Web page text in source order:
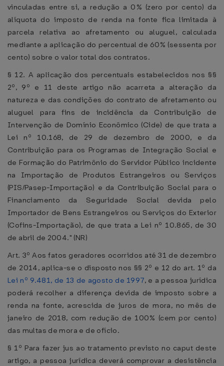
vinculadas entre si, a redução a 0% (zero por cento) da
alíquota do imposto de renda na fonte fica limitada à
parcela relativa ao afretamento ou aluguel, calculada
mediante a aplicação do percentual de 60% (sessenta por
cento) sobre o valor total dos contratos.
§ 12. A aplicação dos percentuais estabelecidos nos §§
2º, 9º e 11 deste artigo não acarreta a alteração da
natureza e das condições do contrato de afretamento ou
aluguel para fins de incidência da Contribuição de
Intervenção de Domínio Econômico (Cide) de que trata a
Lei nº 10.168, de 29 de dezembro de 2000, e da
Contribuição para os Programas de Integração Social e
de Formação do Patrimônio do Servidor Público incidente
na Importação de Produtos Estrangeiros ou Serviços
(PIS/Pasep-Importação) e da Contribuição Social para o
Financiamento da Seguridade Social devida pelo
Importador de Bens Estrangeiros ou Serviços do Exterior
(Cofins-Importação), de que trata a Lei nº 10.865, de 30
de abril de 2004." (NR)
Art. 3º Aos fatos geradores ocorridos até 31 de dezembro
de 2014, aplica-se o disposto nos §§ 2º e 12 do art. 1º da
Lei nº 9.481, de 13 de agosto de 1997, e a pessoa jurídica
poderá recolher a diferença devida de imposto sobre a
renda na fonte, acrescida de juros de mora, no mês de
janeiro de 2018, com redução de 100% (cem por cento)
das multas de mora e de ofício.
§ 1º Para fazer jus ao tratamento previsto no caput deste
artigo, a pessoa jurídica deverá comprovar a desistência